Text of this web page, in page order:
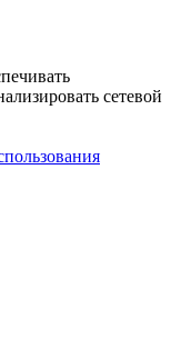
сетевой